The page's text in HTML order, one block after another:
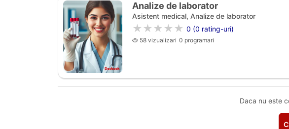
Analize de laborator
Asistent medical, Analize de laborator
★★★★★ 0 (0 rating-uri)
58 vizualizari 0 programari
Daca nu este